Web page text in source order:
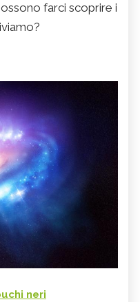
farci scoprire i
neri